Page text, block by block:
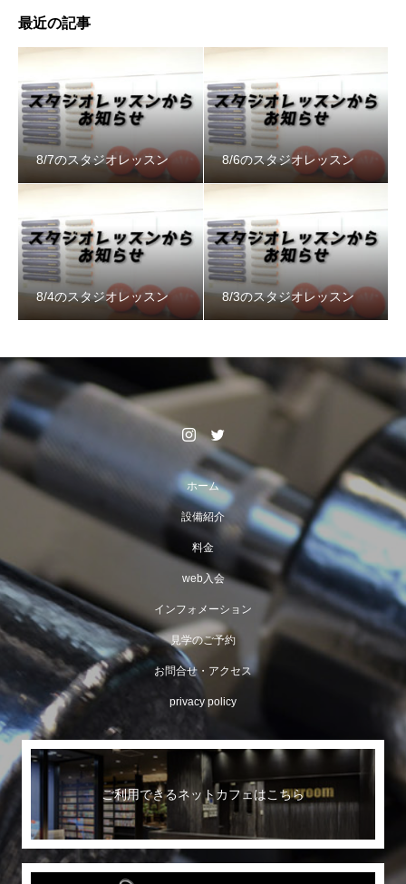
最近の記事
8/7のスタジオレッスン 8/6のスタジオレッスン
8/4のスタジオレッスン 8/3のスタジオレッスン
ホーム
設備紹介
料金
web入会
インフォメーション
見学のご予約
お問合せ・アクセス
privacy policy
ご利用できるネットカフェはこちら